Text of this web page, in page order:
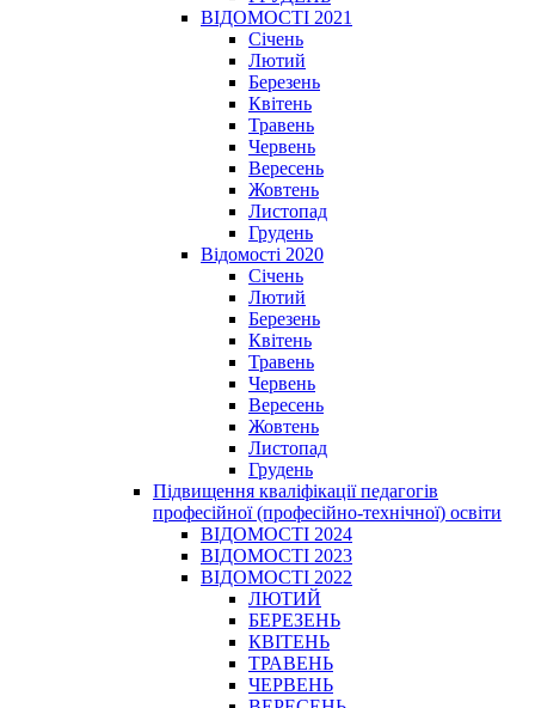
ВІДОМОСТІ 2021
Січень
Лютий
Березень
Квітень
Травень
Червень
Вересень
Жовтень
Листопад
Грудень
Відомості 2020
Січень
Лютий
Березень
Квітень
Травень
Червень
Вересень
Жовтень
Листопад
Грудень
Підвищення кваліфікації педагогів
професійної (професійно-технічної) освіти
ВІДОМОСТІ 2024
ВІДОМОСТІ 2023
ВІДОМОСТІ 2022
ЛЮТИЙ
БЕРЕЗЕНЬ
КВІТЕНЬ
ТРАВЕНЬ
ЧЕРВЕНЬ